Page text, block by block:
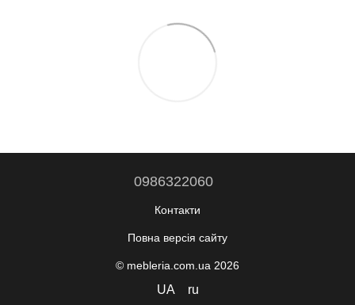
0986322060
Контакти
Повна версія сайту
© mebleria.com.ua 2026
UA ru